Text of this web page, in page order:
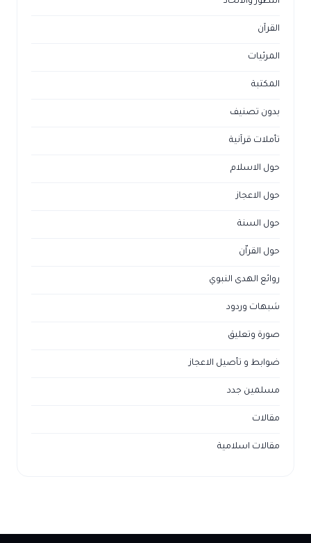
القرآن
المرئيات
المكتبة
بدون تصنيف
تأملات قرآنية
حول الاسلام
حول الاعجاز
حول السنة
حول القراّن
روائع الهدى النبوي
شبهات وردود
صورة وتعليق
ضوابط و تأصيل الاعجاز
مسلمين جدد
مقالات
مقالات اسلامية